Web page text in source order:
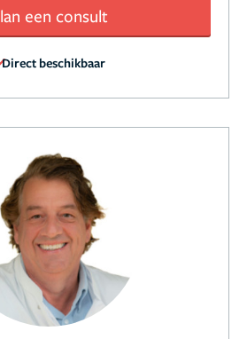
een consult
Direct beschikbaar